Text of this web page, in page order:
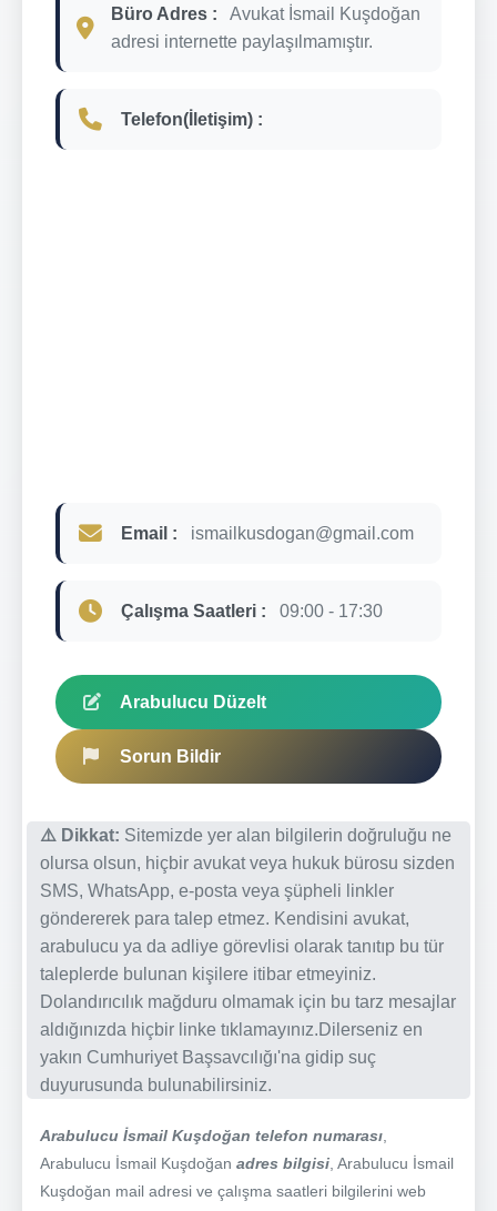
Büro Adres :
Avukat İsmail Kuşdoğan
adresi internette paylaşılmamıştır.
Telefon(İletişim) :
Email : ismailkusdogan@gmail.com
Çalışma Saatleri : 09:00 - 17:30
Arabulucu Düzelt
Sorun Bildir
⚠️ Dikkat: Sitemizde yer alan bilgilerin doğruluğu ne
olursa olsun, hiçbir avukat veya hukuk bürosu sizden
SMS, WhatsApp, e-posta veya şüpheli linkler
göndererek para talep etmez. Kendisini avukat,
arabulucu ya da adliye görevlisi olarak tanıtıp bu tür
taleplerde bulunan kişilere itibar etmeyiniz.
Dolandırıcılık mağduru olmamak için bu tarz mesajlar
aldığınızda hiçbir linke tıklamayınız.Dilerseniz en
yakın Cumhuriyet Başsavcılığı'na gidip suç
duyurusunda bulunabilirsiniz.
Arabulucu İsmail Kuşdoğan telefon numarası
Arabulucu İsmail Kuşdoğan adres bilgisi , Arabulucu İsmail
Kuşdoğan mail adresi ve çalışma saatleri bilgilerini web